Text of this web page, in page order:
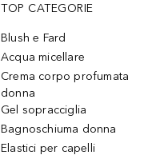
TOP CATEGORIE
Blush e Fard
Acqua micellare
Crema corpo profumata
donna
Gel sopracciglia
Bagnoschiuma donna
Elastici per capelli